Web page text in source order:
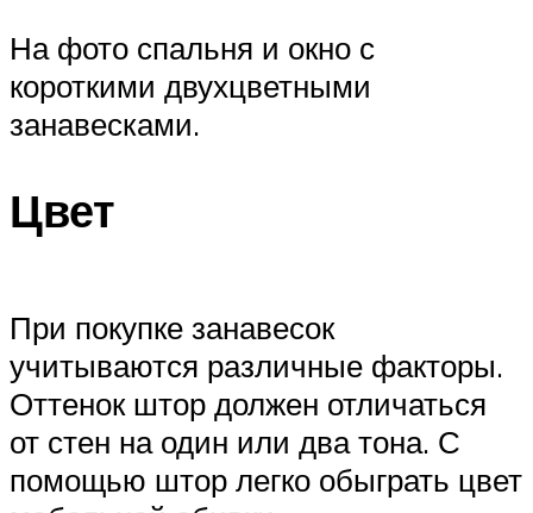
На фото спальня и окно с
короткими двухцветными
занавесками.
Цвет
При покупке занавесок
учитываются различные факторы.
Оттенок штор должен отличаться
от стен на один или два тона. С
помощью штор легко обыграть цвет